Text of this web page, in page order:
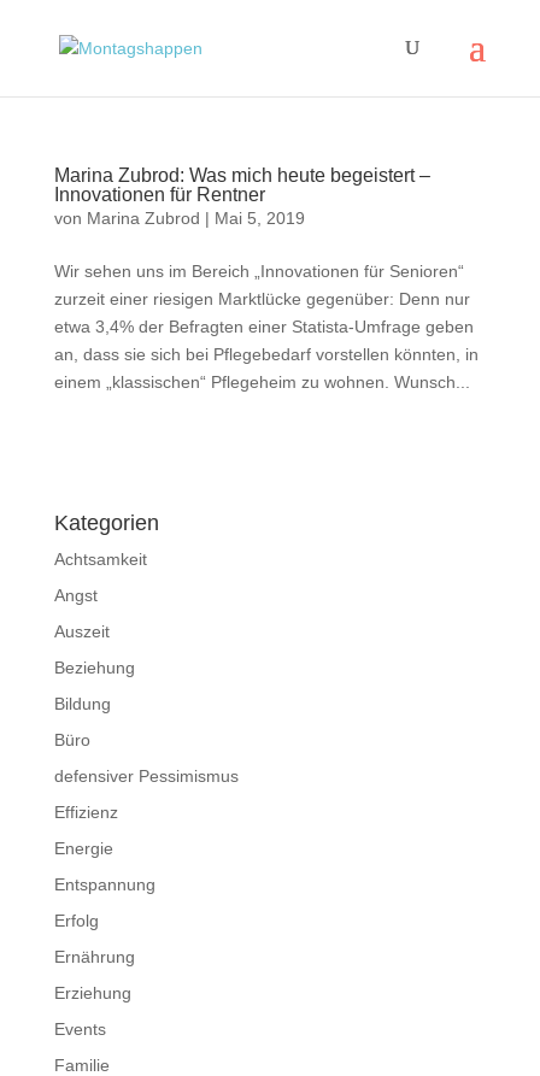
Marina Zubrod: Was mich heute begeistert –
Innovationen für Rentner
von Marina Zubrod | Mai 5, 2019
Wir sehen uns im Bereich „Innovationen für Senioren“
zurzeit einer riesigen Marktlücke gegenüber: Denn nur
etwa 3,4% der Befragten einer Statista-Umfrage geben
an, dass sie sich bei Pflegebedarf vorstellen könnten, in
einem „klassischen“ Pflegeheim zu wohnen. Wunsch...
Kategorien
Achtsamkeit
Angst
Auszeit
Beziehung
Bildung
Büro
defensiver Pessimismus
Effizienz
Energie
Entspannung
Erfolg
Ernährung
Erziehung
Events
Familie